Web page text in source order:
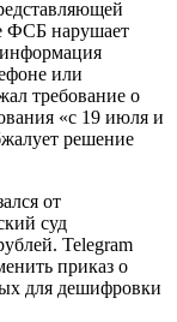
ФСБ нарушает
или
требование о
«с 19 июля и
решение
от
суд
Telegram
приказ о
для дешифровки